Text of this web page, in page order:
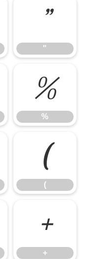
"
"
%
%
(
(
+
+